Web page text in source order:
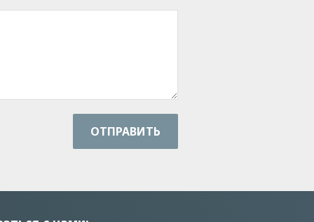
ОТПРАВИТЬ